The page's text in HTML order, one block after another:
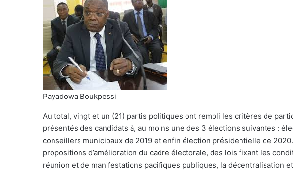
Payadowa Boukpessi
Au total, vingt et un (21) partis politiques ont rempli les critères de
présentés des candidats à, au moins une des 3 élections suivantes :
conseillers municipaux de 2019 et enfin élection présidentielle de
propositions d’amélioration du cadre électorale, des lois fixant les
réunion et de manifestations pacifiques publiques, la décentralisation